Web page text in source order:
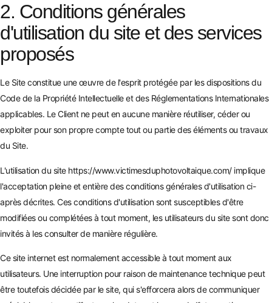
2. Conditions générales
d'utilisation du site et des services
proposés
Le Site constitue une œuvre de l'esprit protégée par les dispositions du
Code de la Propriété Intellectuelle et des Réglementations Internationales
applicables. Le Client ne peut en aucune manière réutiliser, céder ou
exploiter pour son propre compte tout ou partie des éléments ou travaux
du Site.
L'utilisation du site https://www.victimesduphotovoltaique.com/implique
l'acceptation pleine et entière des conditions générales d'utilisation ci-
après décrites. Ces conditions d'utilisation sont susceptibles d'être
modifiées ou complétées à tout moment, les utilisateurs du site sont donc
invités à les consulter de manière régulière.
Ce site internet est normalement accessible à tout moment aux
utilisateurs. Une interruption pour raison de maintenance technique peut
être toutefois décidée par le site, qui s'efforcera alors de communiquer